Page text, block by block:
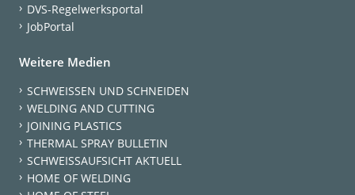
DVS-Regelwerksportal
JobPortal
Weitere Medien
SCHWEISSEN UND SCHNEIDEN
WELDING AND CUTTING
JOINING PLASTICS
THERMAL SPRAY BULLETIN
SCHWEISSAUFSICHT AKTUELL
HOME OF WELDING